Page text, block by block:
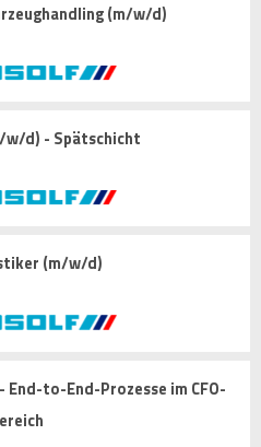
(m/w/d)
d) - Spätschicht
(m/w/d)
to-End-Prozesse im CFO-